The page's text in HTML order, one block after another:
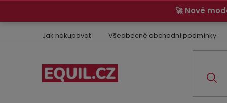
🚀 Nové
Jak nakupovat Všeobecné obchodní podmínky